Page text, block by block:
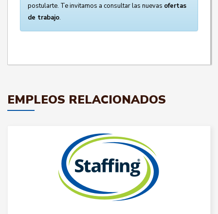
postularte. Te invitamos a consultar las nuevas ofertas
de trabajo.
EMPLEOS RELACIONADOS